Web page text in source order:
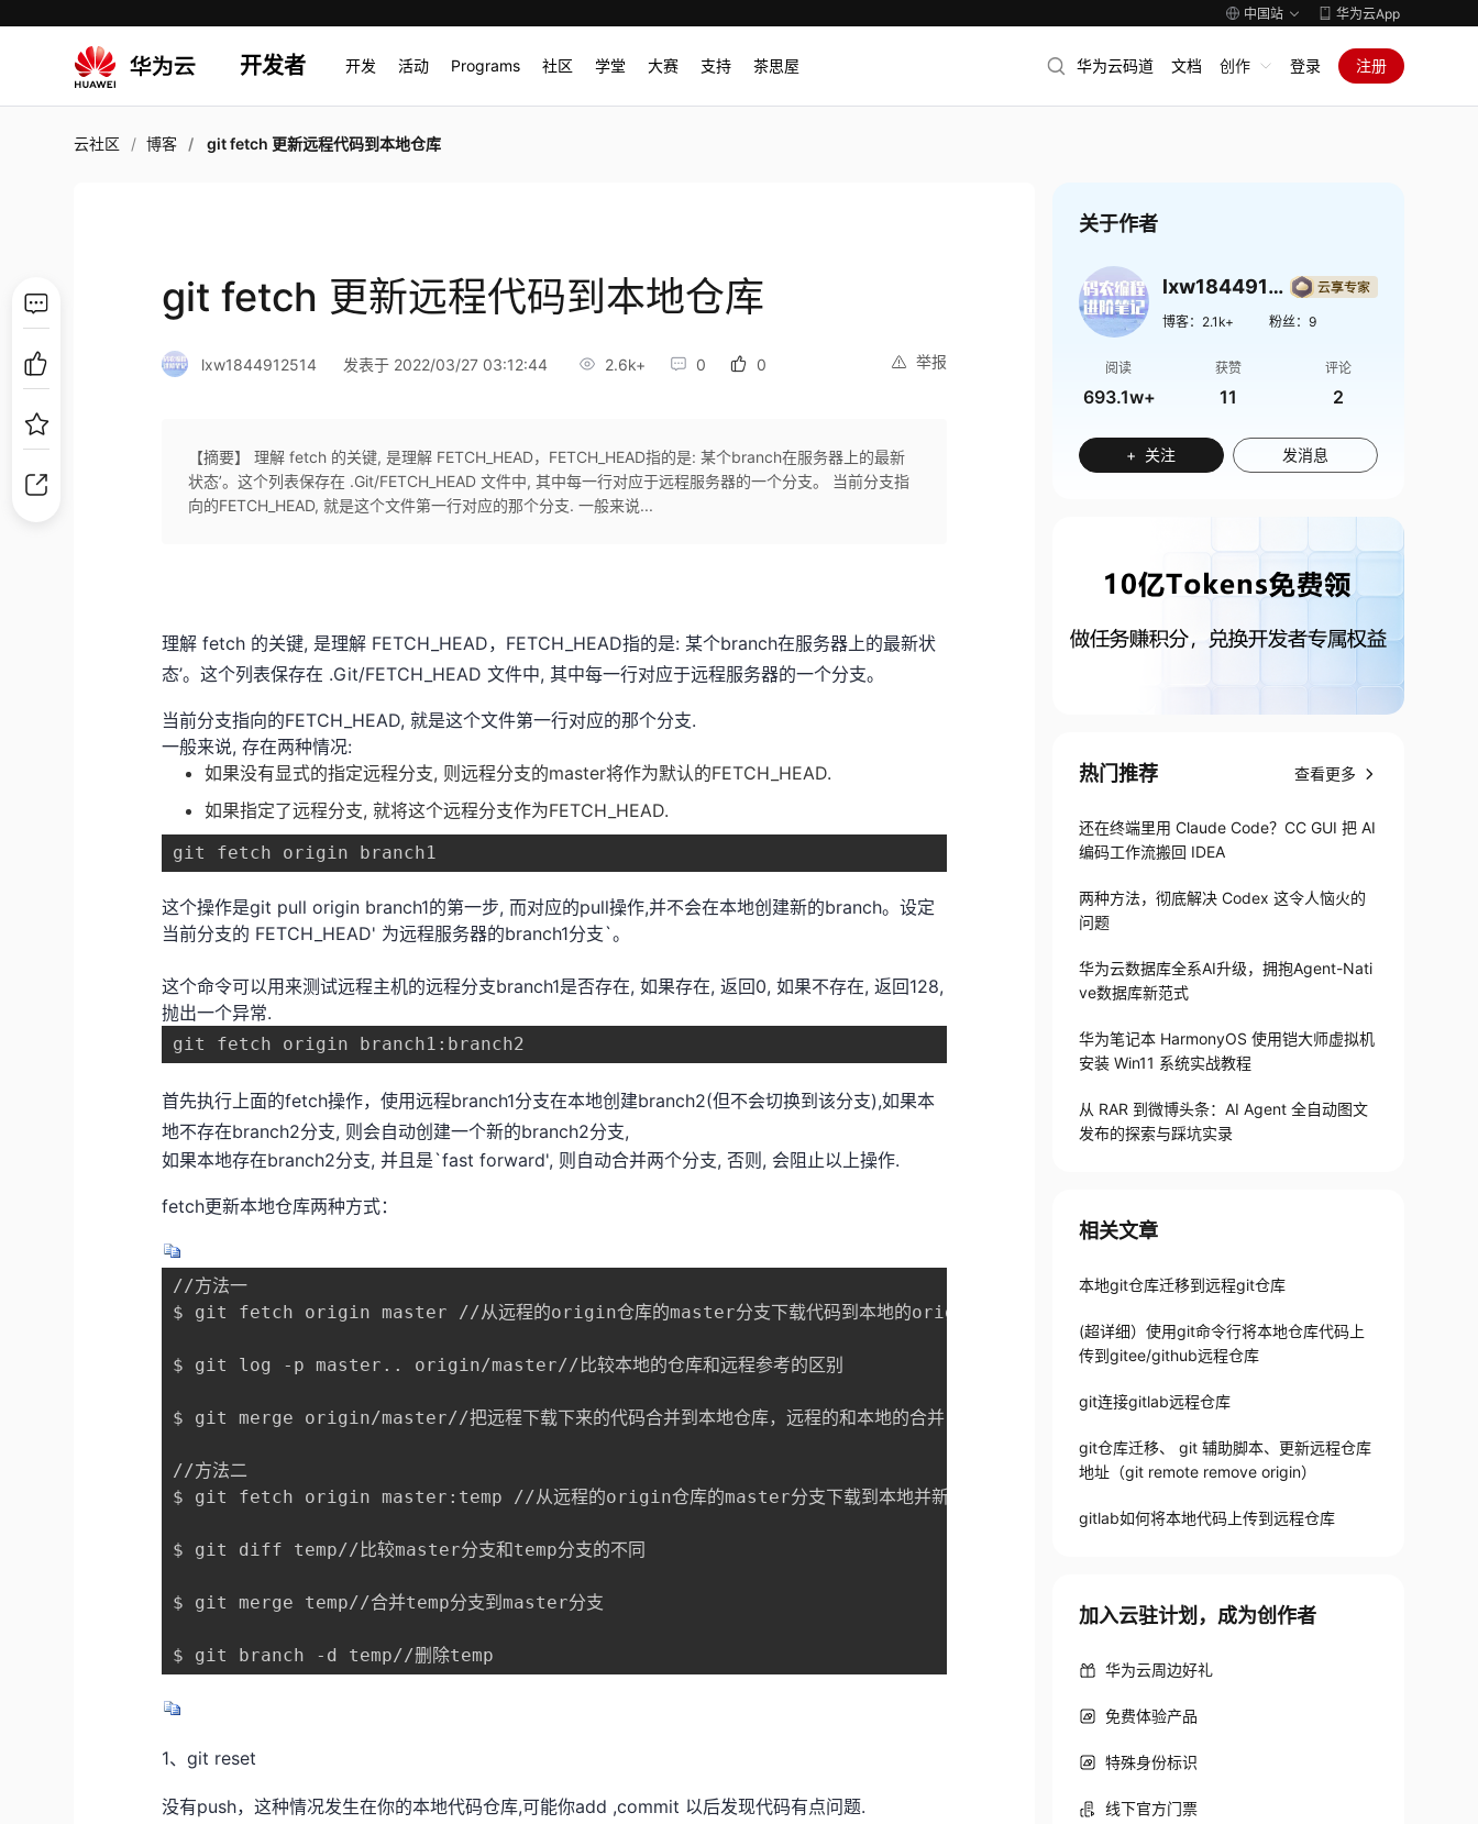
中国站 华为云App
开发者 开发 活动 Programs 社区 学堂 大赛 支持 茶思屋 华为云码道 文档 创作 登录 注册
云社区 博客 git fetch 更新远程代码到本地仓库
git fetch 更新远程代码到本地仓库
举报
lxw1844912514 发表于 2022/03/27 03:12:44 2.6k+ 0 0
【摘要】 理解 fetch 的关键, 是理解 FETCH_HEAD，FETCH_HEAD指的是: 某个branch在服务器上的最新
状态’。这个列表保存在 .Git/FETCH_HEAD 文件中, 其中每一行对应于远程服务器的一个分支。 当前分支指
向的FETCH_HEAD, 就是这个文件第一行对应的那个分支. 一般来说...
理解 fetch 的关键, 是理解 FETCH_HEAD，FETCH_HEAD指的是: 某个branch在服务器上的最新状
态’。这个列表保存在 .Git/FETCH_HEAD 文件中, 其中每一行对应于远程服务器的一个分支。
当前分支指向的FETCH_HEAD, 就是这个文件第一行对应的那个分支.
一般来说, 存在两种情况:
如果没有显式的指定远程分支, 则远程分支的master将作为默认的FETCH_HEAD.
如果指定了远程分支, 就将这个远程分支作为FETCH_HEAD.
git fetch origin branch1
这个操作是git pull origin branch1的第一步, 而对应的pull操作,并不会在本地创建新的branch。设定
当前分支的 FETCH_HEAD' 为远程服务器的branch1分支`。
这个命令可以用来测试远程主机的远程分支branch1是否存在, 如果存在, 返回0, 如果不存在, 返回128,
抛出一个异常.
git fetch origin branch1:branch2
首先执行上面的fetch操作，使用远程branch1分支在本地创建branch2(但不会切换到该分支),如果本
地不存在branch2分支, 则会自动创建一个新的branch2分支,
如果本地存在branch2分支, 并且是`fast forward', 则自动合并两个分支, 否则, 会阻止以上操作.
fetch更新本地仓库两种方式：
//方法一
$ git fetch origin master //从远程的origin仓库的master分支下载代码到本地的origin master
$ git log -p master.. origin/master//比较本地的仓库和远程参考的区别
$ git merge origin/master//把远程下载下来的代码合并到本地仓库，远程的和本地的合并
//方法二
$ git fetch origin master:temp //从远程的origin仓库的master分支下载到本地并新建一个分支temp
$ git diff temp//比较master分支和temp分支的不同
$ git merge temp//合并temp分支到master分支
$ git branch -d temp//删除temp
1、git reset
没有push，这种情况发生在你的本地代码仓库,可能你add ,commit 以后发现代码有点问题.
关于作者
lxw1844912514
博客： 2.1k+ 粉丝： 9
阅读
693.1w+
获赞
11
评论
2
+ 关注 发消息
热门推荐 查看更多
还在终端里用 Claude Code？CC GUI 把 AI
编码工作流搬回 IDEA
两种方法，彻底解决 Codex 这令人恼火的
问题
华为云数据库全系AI升级，拥抱Agent-Nati
ve数据库新范式
华为笔记本 HarmonyOS 使用铠大师虚拟机
安装 Win11 系统实战教程
从 RAR 到微博头条：AI Agent 全自动图文
发布的探索与踩坑实录
相关文章
本地git仓库迁移到远程git仓库
(超详细）使用git命令行将本地仓库代码上
传到gitee/github远程仓库
git连接gitlab远程仓库
git仓库迁移、 git 辅助脚本、更新远程仓库
地址（git remote remove origin）
gitlab如何将本地代码上传到远程仓库
加入云驻计划，成为创作者
华为云周边好礼
免费体验产品
特殊身份标识
线下官方门票